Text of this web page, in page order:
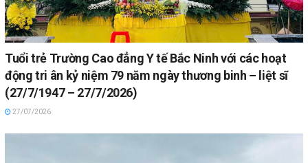
Tuổi trẻ Trường Cao đẳng Y tế Bắc Ninh với các hoạt
động tri ân kỷ niệm 79 năm ngày thương binh – liệt sĩ
(27/7/1947 – 27/7/2026)
27/07/2026